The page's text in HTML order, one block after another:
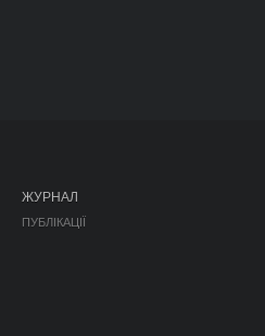
ЖУРНАЛ
ПУБЛІКАЦІЇ